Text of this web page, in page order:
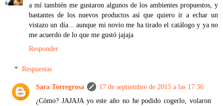
a mí también me gustaron algunos de los ambientes propuestos, y
bastantes de los nuevos productos así que quiero ir a echar un
vistazo un día... aunque mi novio me ha tirado el catálogo y ya no
me acuerdo de lo que me gustó jajaja
Responder
Respuestas
Sara Torregrosa
17 de septiembre de 2015 a las 17:36
¿Cómo? JAJAJA yo este año no he podido cogerlo, volaron